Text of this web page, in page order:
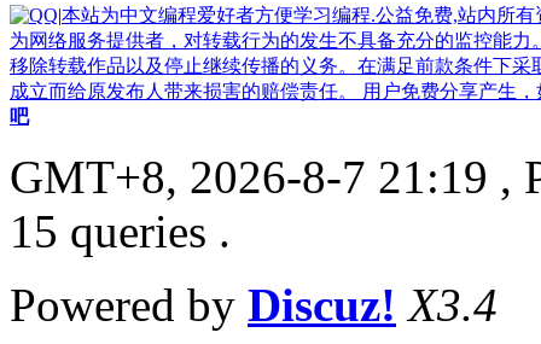
|本站为中文编程爱好者方便学习编程.公益免费,站内所
为网络服务提供者，对转载行为的发生不具备充分的监控能
移除转载作品以及停止继续传播的义务。在满足前款条件下
成立而给原发布人带来损害的赔偿责任。 用户免费分享产生
吧
GMT+8, 2026-8-7 21:19 ,
15 queries .
Powered by Discuz! X3.4